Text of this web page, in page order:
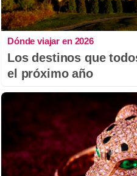
Dónde viajar en 2026
Los destinos que
el próximo año